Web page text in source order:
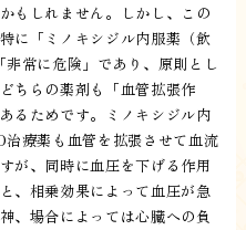
もしれません。しかし、この
に「ミノキシジル内服薬（飲
常に危険」であり、原則とし
ちらの薬剤も「血管拡張作
るためです。ミノキシジル内
療薬も血管を拡張させて血流
が、同時に血圧を下げる作用
、相乗効果によって血圧が急
、場合によっては心臓への負